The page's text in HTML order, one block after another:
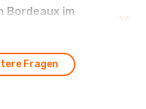
Bordeaux im
Fragen